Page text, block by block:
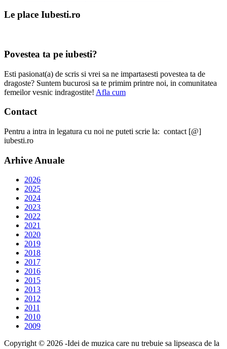
Le place Iubesti.ro
Povestea ta pe iubesti?
Esti pasionat(a) de scris si vrei sa ne impartasesti povestea ta de
dragoste? Suntem bucurosi sa te primim printre noi, in comunitatea
femeilor vesnic indragostite! Afla cum
Contact
Pentru a intra in legatura cu noi ne puteti scrie la: contact [@]
iubesti.ro
Arhive Anuale
2026
2025
2024
2023
2022
2021
2020
2019
2018
2017
2016
2015
2013
2012
2011
2010
2009
Copyright © 2026 -Idei de muzica care nu trebuie sa lipseasca de la